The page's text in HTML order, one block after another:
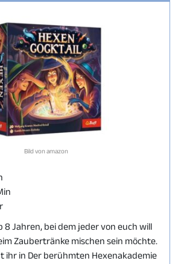
Bild von amazon
8 Jahren, bei dem jeder von euch will
Zaubertränke mischen sein möchte.
ihr in Der berühmten Hexenakademie